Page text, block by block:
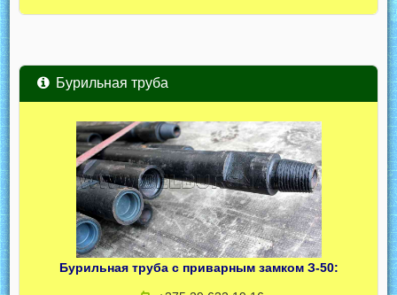
Бурильная труба
Бурильная труба с приварным замком З-50: